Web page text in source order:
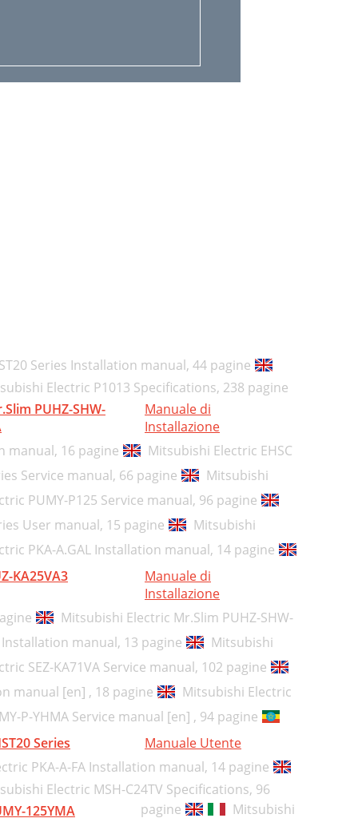
Series Installation manual, 44 pagine
Electric P1013 Specifications, 238 pagine
PUHZ-SHW-
Manuale di
Installazione
manual, 16 pagine
Mitsubishi Electric EHSC
Service manual, 66 pagine
Mitsubishi
PUMY-P125 Service manual, 96 pagine
User manual, 15 pagine
Mitsubishi
PKA-A.GAL Installation manual, 14 pagine
KA25VA3
Manuale di
Installazione
Mitsubishi Electric Mr.Slim PUHZ-SHW-
Installation manual, 13 pagine
Mitsubishi
SEZ-KA71VA Service manual, 102 pagine
manual [en] , 18 pagine
Mitsubishi Electric
P-YHMA Service manual [en] , 94 pagine
Series
Manuale Utente
PKA-A-FA Installation manual, 14 pagine
Electric MSH-C24TV Specifications, 96
pagine
125YMA
Mitsubishi